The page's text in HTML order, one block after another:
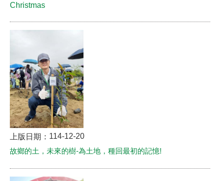
Christmas
上版日期： 114-12-20
故鄉的土，未來的樹-為土地，種回最初的記憶!